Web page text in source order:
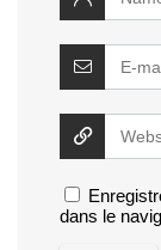
dans le